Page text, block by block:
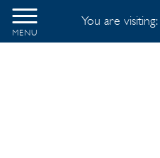
MENU
You are visiting: